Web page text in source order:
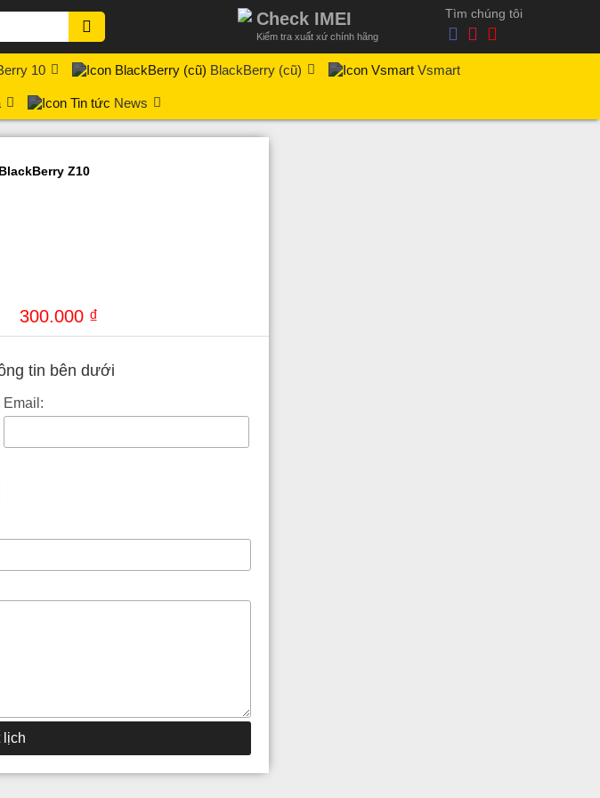
Check IMEI
Kiểm tra xuất xứ chính hãng
Tìm chúng tôi
10 BlackBerry (cũ) Vsmart
News
Z10
300.000 ₫
tin bên dưới
Email: